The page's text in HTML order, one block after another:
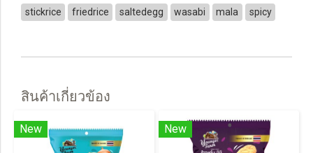
stickrice friedrice saltedegg wasabi mala spicy
สินค้าเกี่ยวข้อง
New New